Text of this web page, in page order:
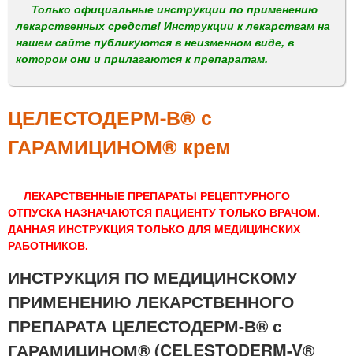
м
е
н
Только официальные инструкции по применению
лекарственных средств! Инструкции к лекарствам на
нашем сайте публикуются в неизменном виде, в
котором они и прилагаются к препаратам.
ЦЕЛЕСТОДЕРМ-В® с
ГАРАМИЦИНОМ® крем
ЛЕКАРСТВЕННЫЕ ПРЕПАРАТЫ РЕЦЕПТУРНОГО
ОТПУСКА НАЗНАЧАЮТСЯ ПАЦИЕНТУ ТОЛЬКО ВРАЧОМ.
ДАННАЯ ИНСТРУКЦИЯ ТОЛЬКО ДЛЯ МЕДИЦИНСКИХ
РАБОТНИКОВ.
ИНСТРУКЦИЯ ПО МЕДИЦИНСКОМУ
ПРИМЕНЕНИЮ ЛЕКАРСТВЕННОГО
ПРЕПАРАТА ЦЕЛЕСТОДЕРМ-В® с
ГАРАМИЦИНОМ® (CELESTODERM-V®